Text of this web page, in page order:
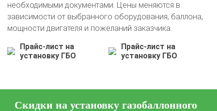
О автосервисе
Отзывы клиентов
Установка ГБО за 6 часов
2-го поколения 4-го поколения
5-го поколения
необходимыми документами. Цены меняются в
зависимости от выбранного оборудования, баллона,
мощности двигателя и пожеланий заказчика.
Прайс-лист на
установку ГБО
Прайс-лист на
установку ГБО
Скидки на установку газобаллонного